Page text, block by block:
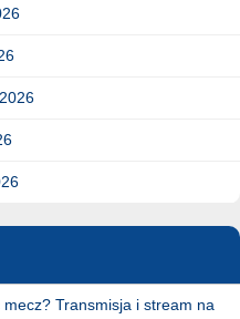
Transmisja i stream na